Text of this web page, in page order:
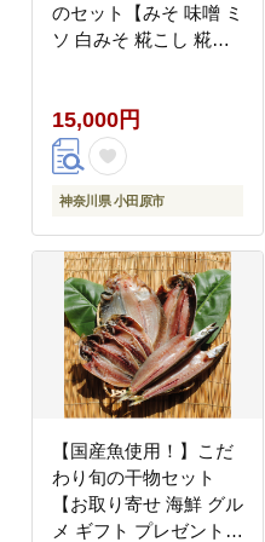
のセット【みそ 味噌 ミ
ソ 白みそ 糀こし 糀つ
せセット 神奈川県 小田
原市 】
15,000円
神奈川県 小田原市
【国産魚使用！】こだ
わり旬の干物セット
【お取り寄せ 海鮮 グル
メ ギフト プレゼント